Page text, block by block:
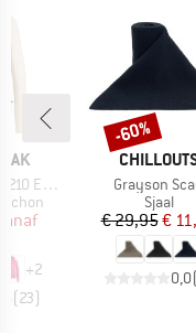
Zip Hoody
prijs
+2
(23)
MERK
Artikel
Grayson
Sjaal
Prijs
€ 29,95€
0,0(
Korting
-60%